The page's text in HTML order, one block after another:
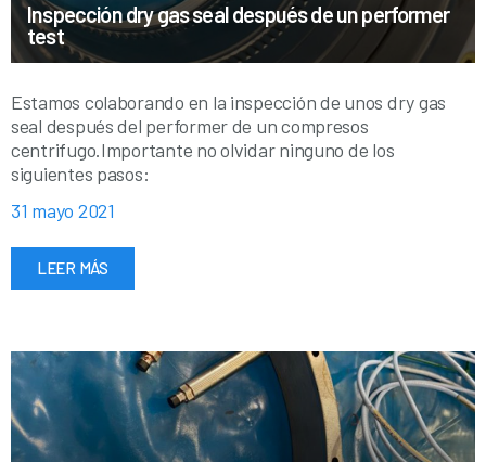
Inspección dry gas seal después de un performer
test
Estamos colaborando en la inspección de unos dry gas
seal después del performer de un compresos
centrifugo.Importante no olvidar ninguno de los
siguientes pasos:
31 mayo 2021
LEER MÁS